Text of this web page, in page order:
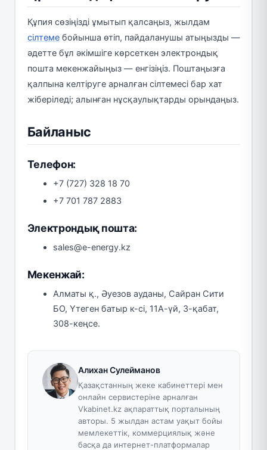
Құпия сөзіңізді ұмытып қалсаңыз, жылдам
сілтемебойынша өтіп, пайдаланушы атыңызды —
әдетте бұл әкімшіге көрсеткен электрондық
пошта мекенжайыңыз — енгізіңіз. Поштаңызға
қалпына келтіруге арналған сілтемесі бар хат
жіберіледі; алынған нұсқаулықтарды орындаңыз.
Байланыс
Телефон:
+7 (727) 328 18 70
+7 701 787 2883
Электрондық пошта:
sales@e-energy.kz
Мекенжай:
Алматы қ., Əуезов ауданы, Сайран Сити
БО, Үтеген батыр к-сі, 11А-үй, 3-қабат,
308-кеңсе.
Алихан Сулейманов
Қазақстанның жеке кабинеттері мен
онлайн сервистеріне арналған
Vkabinet.kz ақпараттық порталының
авторы. 5 жылдан астам уақыт бойы
мемлекеттік, коммерциялық және
басқа да интернет-платформалар